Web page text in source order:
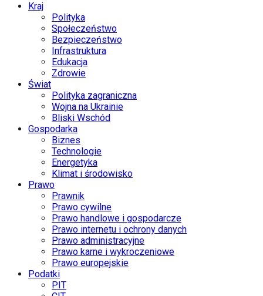
Kraj
Polityka
Społeczeństwo
Bezpieczeństwo
Infrastruktura
Edukacja
Zdrowie
Świat
Polityka zagraniczna
Wojna na Ukrainie
Bliski Wschód
Gospodarka
Biznes
Technologie
Energetyka
Klimat i środowisko
Prawo
Prawnik
Prawo cywilne
Prawo handlowe i gospodarcze
Prawo internetu i ochrony danych
Prawo administracyjne
Prawo karne i wykroczeniowe
Prawo europejskie
Podatki
PIT